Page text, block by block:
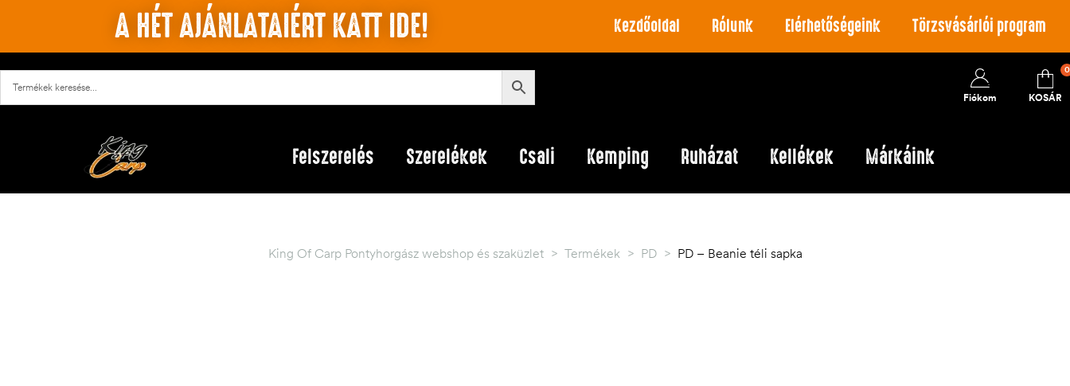
A HÉT AJÁNLATAIÉRT KATT IDE! Kezdőoldal Rólunk Elérhetőségeink Törzsvásárlói program
Fiókom KOSÁR
0
Felszerelés Szerelékek Csali Kemping Ruházat Kellékek Márkáink
King Of Carp Pontyhorgász webshop és szaküzlet > Termékek > PD > PD – Beanie téli sapka